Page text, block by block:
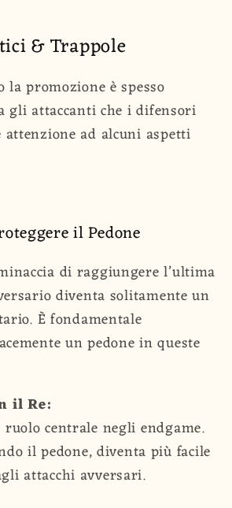
& Trappole
la promozione è spesso
gli attaccanti che i difensori
attenzione ad alcuni aspetti
il Pedone
di raggiungere l’ultima
diventa solitamente un
È fondamentale
un pedone in queste
il Re:
centrale negli endgame.
il pedone, diventa più facile
attacchi avversari.